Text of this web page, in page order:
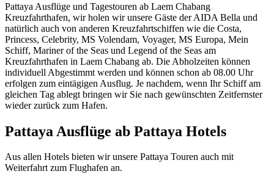
Pattaya Ausflüge und Tagestouren ab Laem Chabang
Kreuzfahrthafen, wir holen wir unsere Gäste der AIDA Bella und
natürlich auch von anderen Kreuzfahrtschiffen wie die Costa,
Princess, Celebrity, MS Volendam, Voyager, MS Europa, Mein
Schiff, Mariner of the Seas und Legend of the Seas am
Kreuzfahrthafen in Laem Chabang ab. Die Abholzeiten können
individuell Abgestimmt werden und können schon ab 08.00 Uhr
erfolgen zum eintägigen Ausflug. Je nachdem, wenn Ihr Schiff am
gleichen Tag ablegt bringen wir Sie nach gewünschten Zeitfernster
wieder zurück zum Hafen.
Pattaya Ausflüge ab Pattaya Hotels
Aus allen Hotels bieten wir unsere Pattaya Touren auch mit
Weiterfahrt zum Flughafen an.